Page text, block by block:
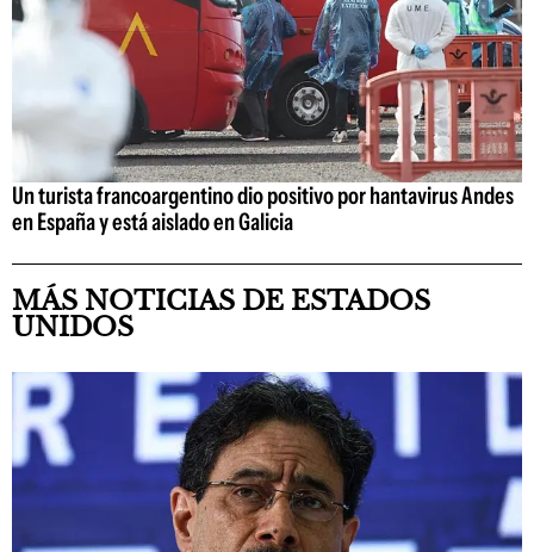
Un turista francoargentino dio positivo por hantavirus Andes
en España y está aislado en Galicia
MÁS NOTICIAS DE ESTADOS
UNIDOS